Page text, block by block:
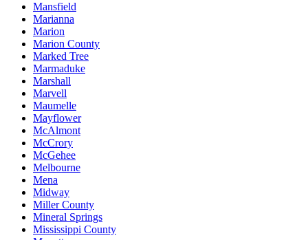
Mansfield
Marianna
Marion
Marion County
Marked Tree
Marmaduke
Marshall
Marvell
Maumelle
Mayflower
McAlmont
McCrory
McGehee
Melbourne
Mena
Midway
Miller County
Mineral Springs
Mississippi County